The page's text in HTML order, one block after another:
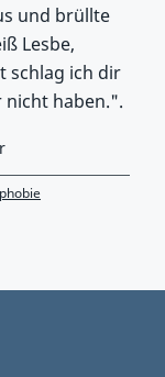
und brüllte
Lesbe,
schlag ich dir
nicht haben.".